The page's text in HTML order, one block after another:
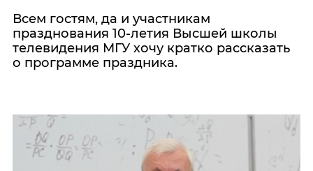
Всем гостям, да и участникам
празднования 10-летия Высшей школы
телевидения МГУ хочу кратко рассказать
о программе праздника.